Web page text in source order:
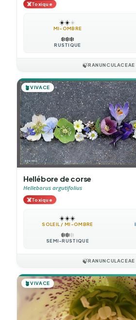
☠️Toxique
☀️☀️☀️
MI-OMBRE
❄️❄️❄️
RUSTIQUE
🍃RANUNCULACEAE
🪴VIVACE
Hellébore de corse
Helleborus argutifolius
☠️Toxique
☀️☀️☀️
SOLEIL / MI-OMBRE
❄️❄️❄️
SEMI-RUSTIQUE
🍃RANUNCULACEAE
🪴VIVACE